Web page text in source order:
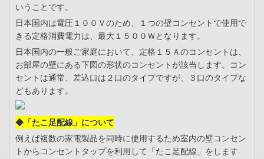
いうことです。
日本国内は電圧１００Ｖのため、１つの壁コンセントで使用で
きる定格消費電力は、最大１５００Ｗとなります。
日本国内の一般ご家庭において、定格１５Ａのコンセントは、
お部屋の壁にある下図の形状のコンセントが該当します。コン
セントは通常、差込口は２口のタイプですが、３口のタイプな
どもあります。
◆「たこ足配線」について
例えば複数の家電製品を同時に使用するため室内の壁コンセン
トからコンセントタップを利用して「たこ足配線」をします